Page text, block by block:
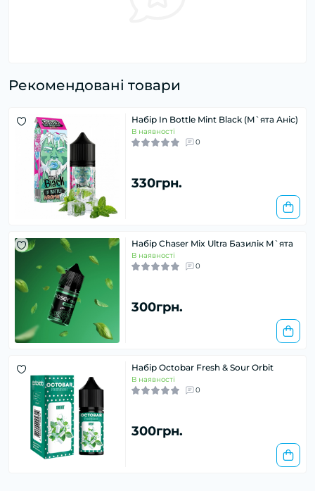
Рекомендовані товари
Набір In Bottle Mint Black (М`ята Аніс)
В наявності
0
330грн.
Набір Chaser Mix Ultra Базилік М`ята
В наявності
0
300грн.
Набір Octobar Fresh & Sour Orbit
В наявності
0
300грн.